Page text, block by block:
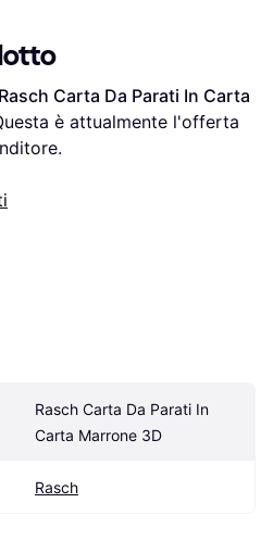
Rasch Carta Da Parati In Carta
è attualmente l'offerta
Rasch Carta Da Parati In
Carta Marrone 3D
Rasch